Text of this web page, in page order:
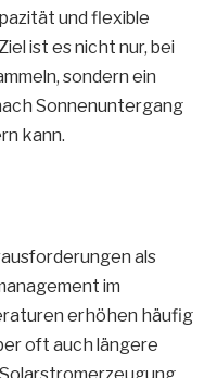
und flexible
ist es nicht nur, bei
sondern ein
Sonnenuntergang
kann.
als
im
erhöhen häufig
oft auch längere